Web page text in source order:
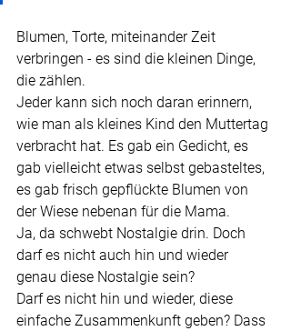
Blumen, Torte, miteinander Zeit
verbringen - es sind die kleinen Dinge,
die zählen.
Jeder kann sich noch daran erinnern,
wie man als kleines Kind den Muttertag
verbracht hat. Es gab ein Gedicht, es
gab vielleicht etwas selbst gebasteltes,
es gab frisch gepflückte Blumen von
der Wiese nebenan für die Mama.
Ja, da schwebt Nostalgie drin. Doch
darf es nicht auch hin und wieder
genau diese Nostalgie sein?
Darf es nicht hin und wieder, diese
einfache Zusammenkunft geben? Dass